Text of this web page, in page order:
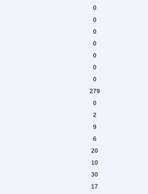
0
0
0
0
0
0
0
279
0
2
9
6
20
10
30
17